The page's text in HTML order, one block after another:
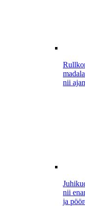
nii
nii
ja